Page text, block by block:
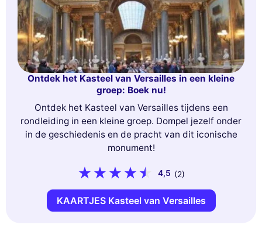
Ontdek het Kasteel van Versailles in een kleine
groep: Boek nu!
Ontdek het Kasteel van Versailles tijdens een
rondleiding in een kleine groep. Dompel jezelf onder
in de geschiedenis en de pracht van dit iconische
monument!
4,5 (2)
KAARTJES Kasteel van Versailles